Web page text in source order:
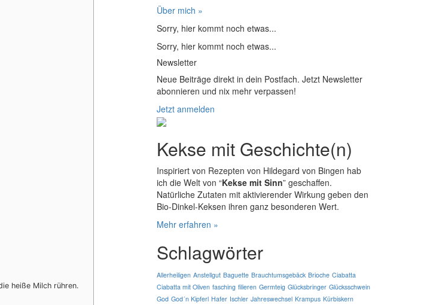
heiße Milch rühren.
Über mich »
Sorry, hier kommt noch etwas...
Sorry, hier kommt noch etwas...
Newsletter
Neue Beiträge direkt in dein Postfach. Jetzt Newsletter
abonnieren und nix mehr verpassen!
Jetzt anmelden
Kekse mit Geschichte(n)
Inspiriert von Rezepten von Hildegard von Bingen hab
ich die Welt von “Kekse mit Sinn” geschaffen.
Natürliche Zutaten mit aktivierender Wirkung geben den
Bio-Dinkel-Keksen ihren ganz besonderen Wert.
Mehr erfahren »
Schlagwörter
Allerheiligen Anstellgut Baguette Brauchtumsgebäck Brioche Ciabatta
Ciabatta mit Oliven fasching filieren Germteig Glücksbringer Glücksschwein
God God´n Kipferl Hafer Ischler Jahreswechsel Krampus Kürbiskern